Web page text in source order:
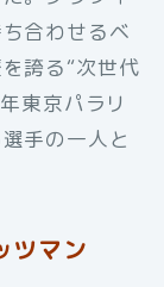
合わせるベ
誇る“次世代
東京パラリ
手の一人と
ツマン